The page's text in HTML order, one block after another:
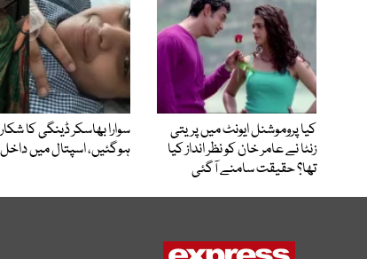
کیا پروموشنل ایونٹ میں پریتی
زنٹا نے عامر خان کو نظر انداز کیا
تھا؟ حقیقت سامنے آگئی
سوارا بھاسکر ڈینگی کا شکار
ہوگئیں، اسپتال میں داخل